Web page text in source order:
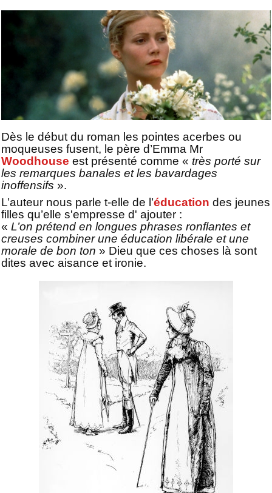
Dès le début du roman les pointes acerbes ou
moqueuses fusent, le père d’Emma Mr
Woodhouse est présenté comme « très porté sur
les remarques banales et les bavardages
inoffensifs ».
L’auteur nous parle t-elle de l’éducation des jeunes
filles qu’elle s'empresse d' ajouter :
« L’on prétend en longues phrases ronflantes et
creuses combiner une éducation libérale et une
morale de bon ton » Dieu que ces choses là sont
dites avec aisance et ironie.